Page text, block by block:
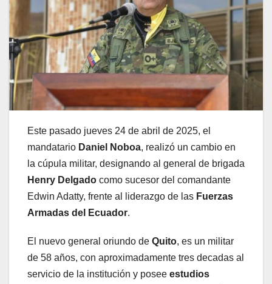
Este pasado jueves 24 de abril de 2025, el
mandatario Daniel Noboa, realizó un cambio en
la cúpula militar, designando al general de brigada
Henry Delgado como sucesor del comandante
Edwin Adatty, frente al liderazgo de las Fuerzas
Armadas del Ecuador.
El nuevo general oriundo de Quito, es un militar
de 58 años, con aproximadamente tres decadas al
servicio de la institución y posee estudios